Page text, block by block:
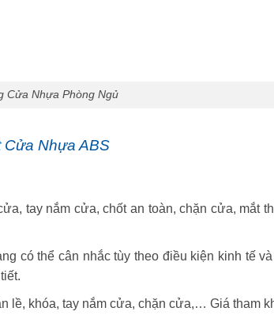
Cửa Nhựa Phòng Ngủ
Nhựa ABS
tay nắm cửa, chốt an toàn, chặn cửa, mắt
có thể cân nhắc tùy theo điều kiện kinh tế
lề, khóa, tay nắm cửa, chặn cửa,… Giá tham